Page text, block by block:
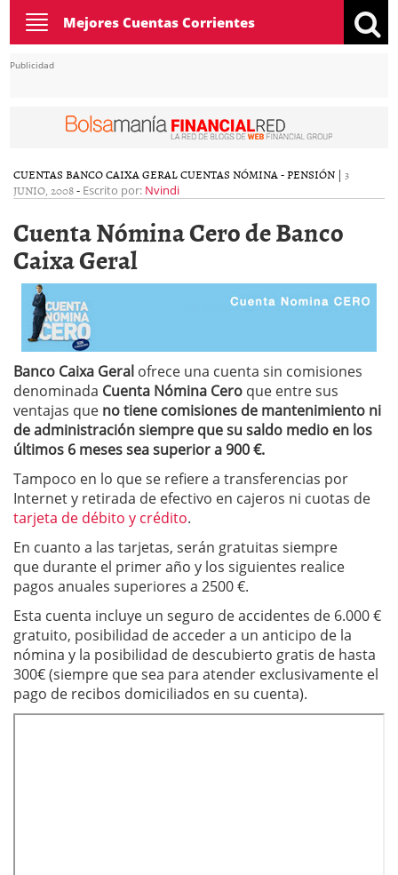
Toggle
navigation
Mejores Cuentas Corrientes
Publicidad
CUENTAS BANCO CAIXA GERALCUENTAS NÓMINA - PENSIÓN | 3
JUNIO, 2008- Escrito por: Nvindi
Cuenta Nómina Cero de Banco
Caixa Geral
Banco Caixa Geral ofrece una cuenta sin comisiones
denominada Cuenta Nómina Cero que entre sus
ventajas que no tiene comisiones de mantenimiento ni
de administración siempre que su saldo medio en los
últimos 6 meses sea superior a 900 €.
Tampoco en lo que se refiere a transferencias por
Internet y retirada de efectivo en cajeros ni cuotas de
tarjeta de débito y crédito.
En cuanto a las tarjetas, serán gratuitas siempre
que durante el primer año y los siguientes realice
pagos anuales superiores a 2500 €.
Esta cuenta incluye un seguro de accidentes de 6.000 €
gratuito, posibilidad de acceder a un anticipo de la
nómina y la posibilidad de descubierto gratis de hasta
300€ (siempre que sea para atender exclusivamente el
pago de recibos domiciliados en su cuenta).